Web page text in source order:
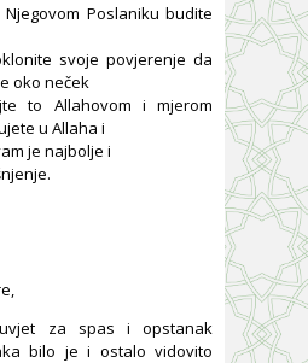
Poslaniku budite
svoje povjerenje da
oko neček
to Allahovom i mjerom
u Allaha i
je najbolje i
za spas i opstanak
bilo je i ostalo vidovito